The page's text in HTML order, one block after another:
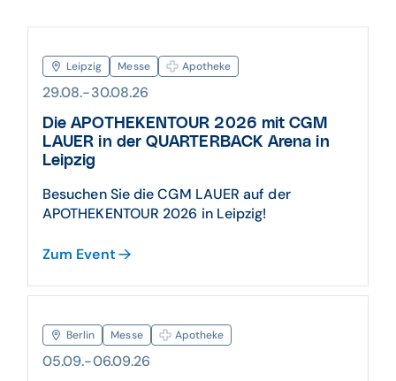
Leipzig Messe Apotheke
29.08.-30.08.26
Die APOTHEKENTOUR 2026 mit CGM
LAUER in der QUARTERBACK Arena in
Leipzig
Besuchen Sie die CGM LAUER auf der
APOTHEKENTOUR 2026 in Leipzig!
Zum Event
Berlin Messe Apotheke
05.09.-06.09.26